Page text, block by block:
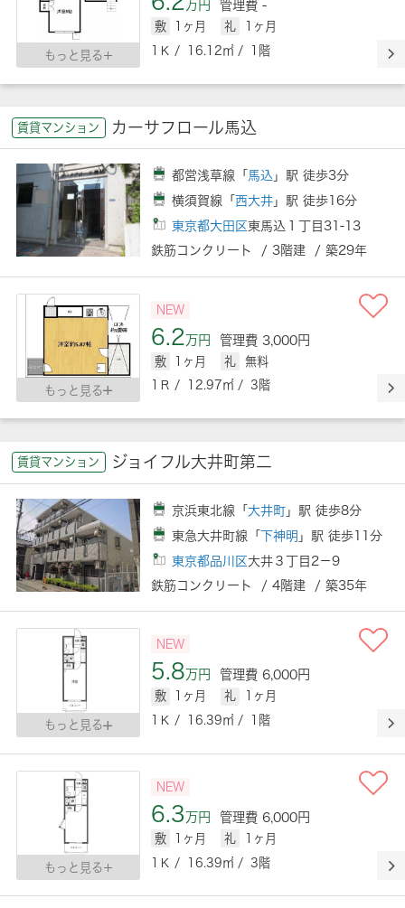
もっと見る
万円 管理費 -
敷 1ヶ月 礼
1ヶ月
1Ｋ / 16.12㎡ / 1階
賃貸マンション カーサフロール馬込
都営浅草線「 馬込 」駅 徒歩3分
横須賀線「 西大井 」駅 徒歩16分
東京都大田区東馬込１丁目31-13
鉄筋コンクリート / 3階建 / 築29年
もっと見る
NEW
6.2万円 管理費 3,000円
敷 1ヶ月 礼
無料
1Ｒ / 12.97㎡ / 3階
賃貸マンション ジョイフル大井町第二
京浜東北線「 大井町 」駅 徒歩8分
東急大井町線「下神明 」駅 徒歩11分
東京都品川区大井３丁目2－9
鉄筋コンクリート / 4階建 / 築35年
もっと見る
NEW
5.8万円 管理費 6,000円
敷 1ヶ月 礼
1ヶ月
1Ｋ / 16.39㎡ / 1階
もっと見る
NEW
6.3万円 管理費 6,000円
敷 1ヶ月 礼
1ヶ月
1Ｋ / 16.39㎡ / 3階